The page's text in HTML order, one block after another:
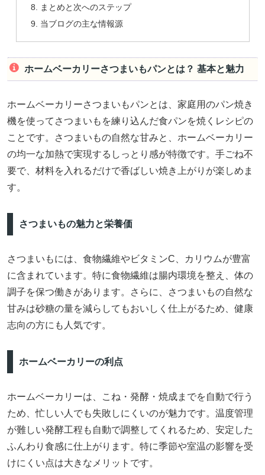
まとめと次へのステップ
当ブログの主な情報源
ホームベーカリーさつまいもパンとは？ 基本と魅力
ホームベーカリーさつまいもパンとは、家庭用のパン焼き
機を使ってさつまいもを練り込んだ食パンを焼くレシピの
ことです。さつまいもの自然な甘みと、ホームベーカリー
の均一な加熱で実現するしっとり感が特徴です。手ごね不
要で、材料を入れるだけで香ばしい焼き上がりが楽しめま
す。
さつまいもの魅力と栄養価
さつまいもには、食物繊維やビタミンC、カリウムが豊富
に含まれています。特に食物繊維は腸内環境を整え、体の
調子を保つ働きがあります。さらに、さつまいもの自然な
甘みは砂糖の量を減らしてもおいしく仕上がるため、健康
志向の方にも人気です。
ホームベーカリーの利点
ホームベーカリーは、こね・発酵・焼成までを自動で行う
ため、忙しい人でも失敗しにくいのが魅力です。温度管理
が難しい発酵工程も自動で調整してくれるため、安定した
ふんわり食感に仕上がります。特に季節や室温の影響を受
けにくい点は大きなメリットです。